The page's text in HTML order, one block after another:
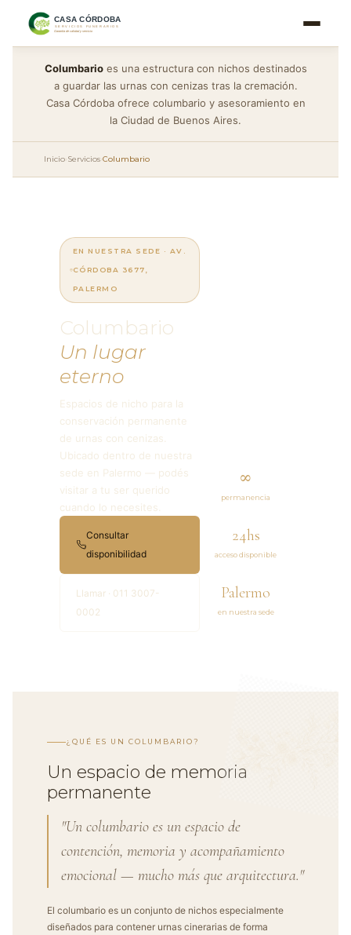
contenido
Columbarioes una estructura con nichos destinados
a guardar las urnas con cenizas tras la cremación.
Casa Córdoba ofrece columbario y asesoramiento en
la Ciudad de Buenos Aires.
Inicio›Servicios›Columbario
EN NUESTRA SEDE · AV.
CÓRDOBA 3677,
PALERMO
Columbario
Un lugar
eterno
Espacios de nicho para la
conservación permanente
de urnas con cenizas.
Ubicado dentro de nuestra
sede en Palermo — podés
visitar a tu ser querido
cuando lo necesites.
Consultar
disponibilidad
Llamar · 011 3007-
0002
∞
permanencia
24hs
acceso disponible
Palermo
en nuestra sede
¿QUÉ ES UN COLUMBARIO?
Un espacio de memoria
permanente
"Un columbario es un espacio de
contención, memoria y acompañamiento
emocional — mucho más que arquitectura."
El columbario es un conjunto de nichos especialmente
diseñados para contener urnas cinerarias de forma